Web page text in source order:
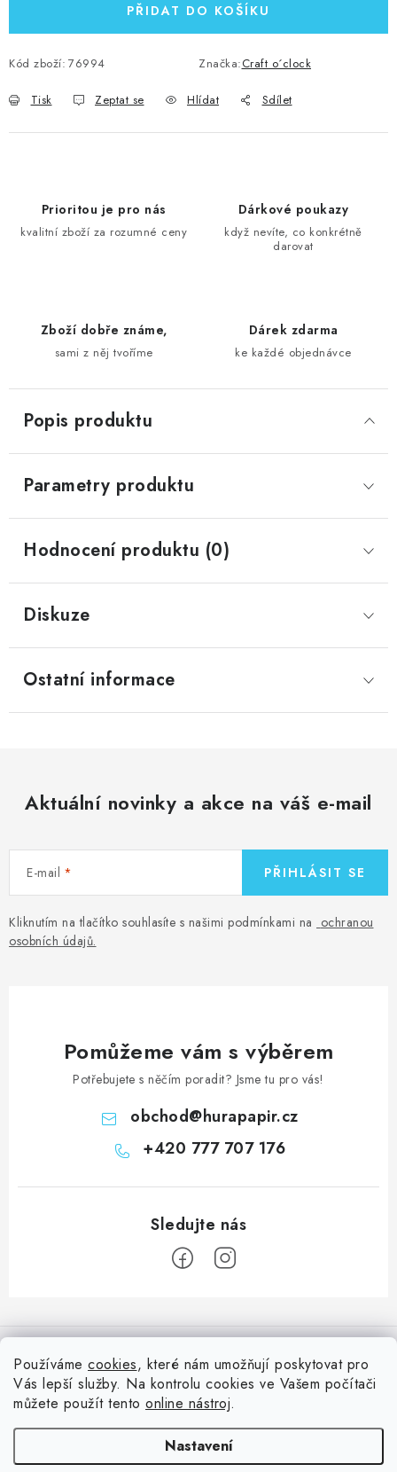
Používáme cookies, které nám umožňují poskytovat pro
Vás lepší služby. Na kontrolu cookies ve Vašem počítači
můžete použít tento online nástroj.
Nastavení
PŘIDAT DO KOŠÍKU
Kód zboží: 76994 Značka:Craft o´clock
Tisk Zeptat se Hlídat Sdílet
Prioritou je pro nás
kvalitní zboží za rozumné ceny
Dárkové poukazy
když nevíte, co konkrétně
darovat
Zboží dobře známe,
sami z něj tvoříme
Dárek zdarma
ke každé objednávce
Popis produktu
Parametry produktu
Hodnocení produktu (0)
Diskuze
Ostatní informace
Aktuální novinky a akce na váš e-mail
E-mail
Kliknutím na tlačítko souhlasíte s našimi podmínkami na ochranou
osobních údajů.
PŘIHLÁSIT SE
Pomůžeme vám s výběrem
Potřebujete s něčím poradit? Jsme tu pro vás!
obchod@hurapapir.cz
+420 777 707 176
á
Doprava
Nepřehlédněte
Blog s nápady a návody
Slovník pojmů, české návody